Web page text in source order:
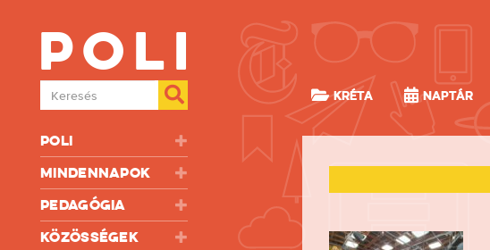
Poli
Mindennapok
Pedagógia
Közösségek
Poli
Keresés KRÉTA Naptár